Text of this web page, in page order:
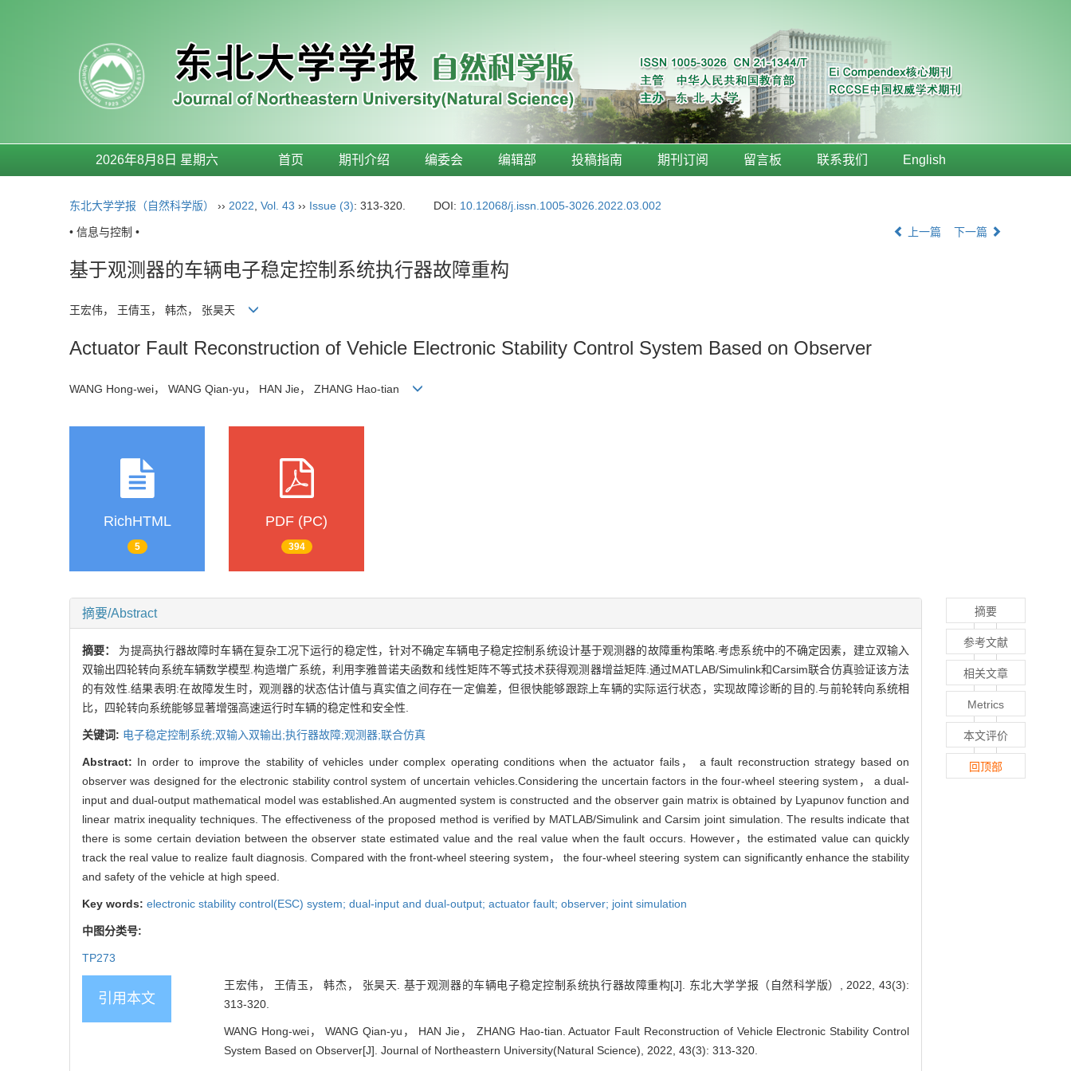
2026年8月8日 星期六 首页 期刊介绍 编委会 编辑部 投稿指南 期刊订阅 留言板 联系我们 English
东北大学学报（自然科学版） ›› 2022 Vol. 43 ›› Issue (3): 313-320. DOI: 10.12068/j.issn.1005-3026.2022.03.002
• 信息与控制 • 上一篇 下一篇
基于观测器的车辆电子稳定控制系统执行器故障重构
王宏伟， 王倩玉， 韩杰， 张昊天
Actuator Fault Reconstruction of Vehicle Electronic Stability Control System Based on Observer
WANG Hong-wei， WANG Qian-yu， HAN Jie， ZHANG Hao-tian
RichHTML
5
PDF (PC)
394
摘要/Abstract
摘要： 为提高执行器故障时车辆在复杂工况下运行的稳定性，针对不确定车辆电子稳定控制系统设计基于观测器的故障重构策略.考虑系统中的不确定因素，建立双输入
双输出四轮转向系统车辆数学模型.构造増广系统，利用李雅普诺夫函数和线性矩阵不等式技术获得观测器增益矩阵.通过MATLAB/Simulink和Carsim联合仿真验证该方法
的有效性.结果表明:在故障发生时，观测器的状态估计值与真实值之间存在一定偏差，但很快能够跟踪上车辆的实际运行状态，实现故障诊断的目的.与前轮转向系统相
比，四轮转向系统能够显著增强高速运行时车辆的稳定性和安全性.
关键词: 电子稳定控制系统;双输入双输出;执行器故障;观测器;联合仿真
Abstract: In order to improve the stability of vehicles under complex operating conditions when the actuator fails， a fault reconstruction strategy based on
observer was designed for the electronic stability control system of uncertain vehicles.Considering the uncertain factors in the four-wheel steering system， a dual-
input and dual-output mathematical model was established.An augmented system is constructed and the observer gain matrix is obtained by Lyapunov function and
linear matrix inequality techniques. The effectiveness of the proposed method is verified by MATLAB/Simulink and Carsim joint simulation. The results indicate that
there is some certain deviation between the observer state estimated value and the real value when the fault occurs. However，the estimated value can quickly
track the real value to realize fault diagnosis. Compared with the front-wheel steering system， the four-wheel steering system can significantly enhance the stability
and safety of the vehicle at high speed.
Key words: electronic stability control(ESC) system; dual-input and dual-output; actuator fault; observer; joint simulation
中图分类号:
TP273
引用本文
王宏伟， 王倩玉， 韩杰， 张昊天. 基于观测器的车辆电子稳定控制系统执行器故障重构[J]. 东北大学学报（自然科学版）, 2022, 43(3):
313-320.
WANG Hong-wei， WANG Qian-yu， HAN Jie， ZHANG Hao-tian. Actuator Fault Reconstruction of Vehicle Electronic Stability Control
System Based on Observer[J]. Journal of Northeastern University(Natural Science), 2022, 43(3): 313-320.
摘要
参考文献
相关文章
Metrics
本文评价
回顶部